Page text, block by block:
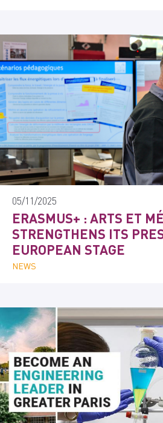
05/11/2025
ERASMUS+ : ARTS ET
STRENGTHENS ITS
EUROPEAN STAGE
NEWS